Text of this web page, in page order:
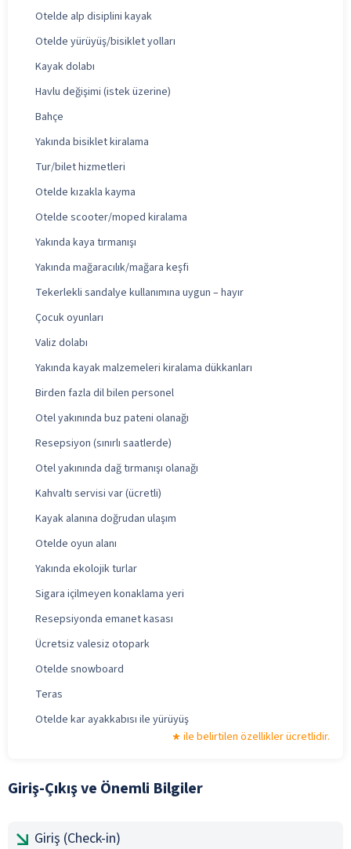
Otelde alp disiplini kayak
Otelde yürüyüş/bisiklet yolları
Kayak dolabı
Havlu değişimi (istek üzerine)
Bahçe
Yakında bisiklet kiralama
Tur/bilet hizmetleri
Otelde kızakla kayma
Otelde scooter/moped kiralama
Yakında kaya tırmanışı
Yakında mağaracılık/mağara keşfi
Tekerlekli sandalye kullanımına uygun – hayır
Çocuk oyunları
Valiz dolabı
Yakında kayak malzemeleri kiralama dükkanları
Birden fazla dil bilen personel
Otel yakınında buz pateni olanağı
Resepsiyon (sınırlı saatlerde)
Otel yakınında dağ tırmanışı olanağı
Kahvaltı servisi var (ücretli)
Kayak alanına doğrudan ulaşım
Otelde oyun alanı
Yakında ekolojik turlar
Sigara içilmeyen konaklama yeri
Resepsiyonda emanet kasası
Ücretsiz valesiz otopark
Otelde snowboard
Teras
Otelde kar ayakkabısı ile yürüyüş
ile belirtilen özellikler ücretlidir.
Giriş-Çıkış ve Önemli Bilgiler
Giriş (Check-in)